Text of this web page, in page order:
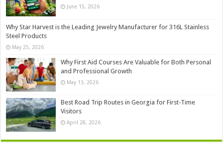
June 15, 2026
Why Star Harvest is the Leading Jewelry Manufacturer for 316L Stainless
Steel Products
May 25, 2026
Why First Aid Courses Are Valuable for Both Personal
and Professional Growth
May 13, 2026
Best Road Trip Routes in Georgia for First-Time
Visitors
April 28, 2026